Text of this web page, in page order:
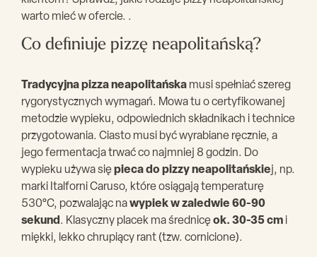
warto mieć w ofercie. .
Co definiuje pizzę neapolitańską?
Tradycyjna pizza neapolitańska musi spełniać szereg
rygorystycznych wymagań. Mowa tu o certyfikowanej
metodzie wypieku, odpowiednich składnikach i technice
przygotowania. Ciasto musi być wyrabiane ręcznie, a
jego fermentacja trwać co najmniej 8 godzin. Do
wypieku używa siępieca do pizzy neapolitańskiej, np.
marki Italforni Caruso, które osiągają temperaturę
530°C, pozwalając nawypiek w zaledwie 60-90
sekund . Klasyczny placek ma średnicęok. 30-35 cm i
miękki, lekko chrupiący rant (tzw. cornicione).